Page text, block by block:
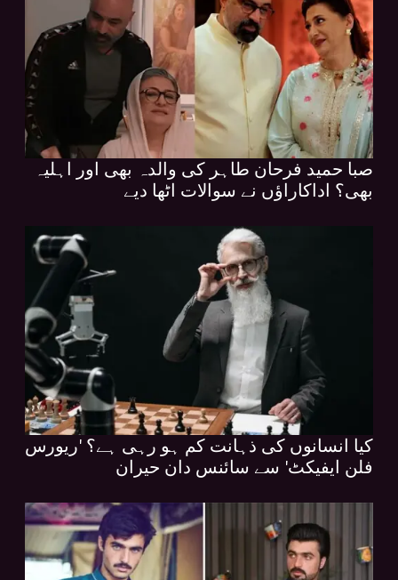
صبا حمید فرحان طاہر کی والدہ بھی اور اہلیہ
بھی؟ اداکاراؤں نے سوالات اٹھا دیے
کیا انسانوں کی ذہانت کم ہو رہی ہے؟ 'ریورس
فلن ایفیکٹ' سے سائنس دان حیران